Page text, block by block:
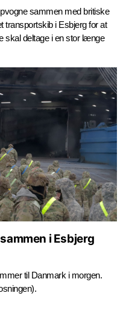
sammen med britiske
transportskib i Esbjerg for at
skal deltage i en stor længe
i Esbjerg
til Danmark i morgen.